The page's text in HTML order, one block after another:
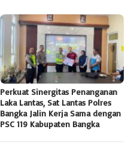
Perkuat Sinergitas Penanganan
Laka Lantas, Sat Lantas Polres
Bangka Jalin Kerja Sama dengan
PSC 119 Kabupaten Bangka